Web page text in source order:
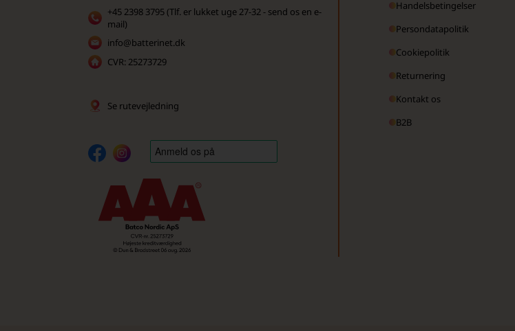
+45 2398 3795 (Tlf. er lukket uge 27-32 - send os en e-
mail)
info@batterinet.dk
CVR: 25273729
Se rutevejledning
Handelsbetingelser
Persondatapolitik
Cookiepolitik
Returnering
Kontakt os
B2B